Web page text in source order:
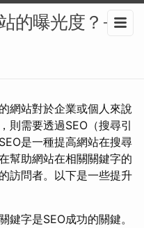
的曝光度？-
網站對於企業或個人來說
則需要透過SEO（搜尋引
是一種提高網站在搜尋
幫助網站在相關關鍵字的
訪問者。以下是一些提升
字是SEO成功的關鍵。